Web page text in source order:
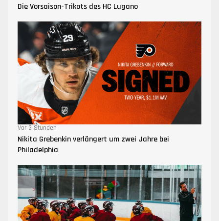
Die Vorsaison-Trikots des HC Lugano
Vor 3 Stunden
Nikita Grebenkin verlängert um zwei Jahre bei
Philadelphia